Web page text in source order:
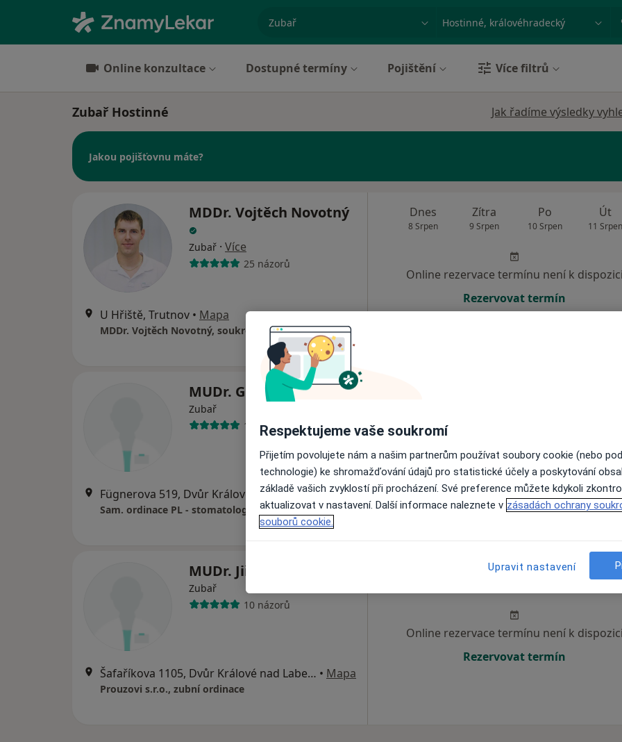
specializace, nemoc nebo příjmení Město nebo region
Online konzultace Dostupné termíny Pojištění Více filtrů
Zubař Hostinné Jak řadíme výsledky
Jakou pojišťovnu máte?
MDDr. Vojtěch Novotný
Zubař · Více
25 názorů
U Hřiště, Trutnov • Mapa
MDDr. Vojtěch Novotný, soukromá zubní ordinace stomatologie.tu@seznam.cz ----------- www.ndent.cz
Dnes
8 Srpen
Zítra
9 Srpen
Po
10 Srpen
Út
11 Srpen
Online rezervace termínu není k dispozici
Rezervovat termín
MUDr. Gustav Hrabý
Zubař
15 názorů
Fügnerova 519, Dvůr Králové nad Labem• Mapa
Sam. ordinace PL - stomatologa s lab.
Online rezervace termínu není k
Rezervovat termín
MUDr. Jiří Prouza
Zubař
10 názorů
Šafaříkova 1105, Dvůr Králové nad Labem • Mapa
Prouzovi s.r.o., zubní ordinace
Zítra Po
Online rezervace termínu není k dispozici
Rezervovat termín
Respektujeme vaše soukromí
Přijetím povolujete nám a našim partnerům používat soubory cookie (nebo
technologie) ke shromažďování údajů pro statistické účely a poskytování
základě vašich zvyklostí při procházení. Své preference můžete kdykoli
aktualizovat v nastavení. Další informace naleznete v zásadách ochrany
souborů cookie.
Upravit nastavení